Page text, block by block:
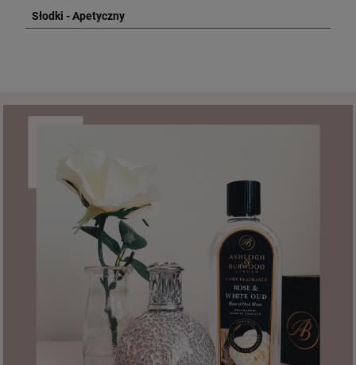
Słodki - Apetyczny